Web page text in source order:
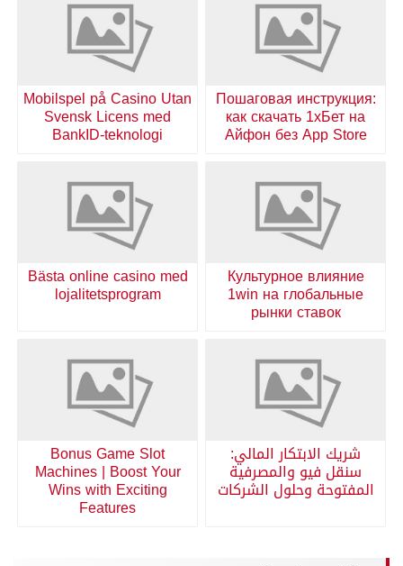
Пошаговая инструкция:
как скачать 1хБет на
Айфон без App Store
Mobilspel på Casino Utan
Svensk Licens med
BankID-teknologi
Культурное влияние
1win на глобальные
рынки ставок
Bästa online casino med
lojalitetsprogram
شريك الابتكار المالي:
سنقل فيو والمصرفية
المفتوحة وحلول الشركات
Bonus Game Slot
Machines | Boost Your
Wins with Exciting
Features